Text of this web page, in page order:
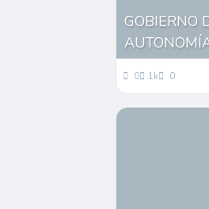
GOBIERNO
0 1k 0